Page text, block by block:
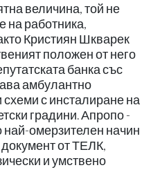
величина, той не
на работника,
Кристиян Шкварек
положен от него
банка със
амбулантно
схеми с инсталиране на
градини. Апропо -
омерзителен начин
от ТЕЛК,
и умствено